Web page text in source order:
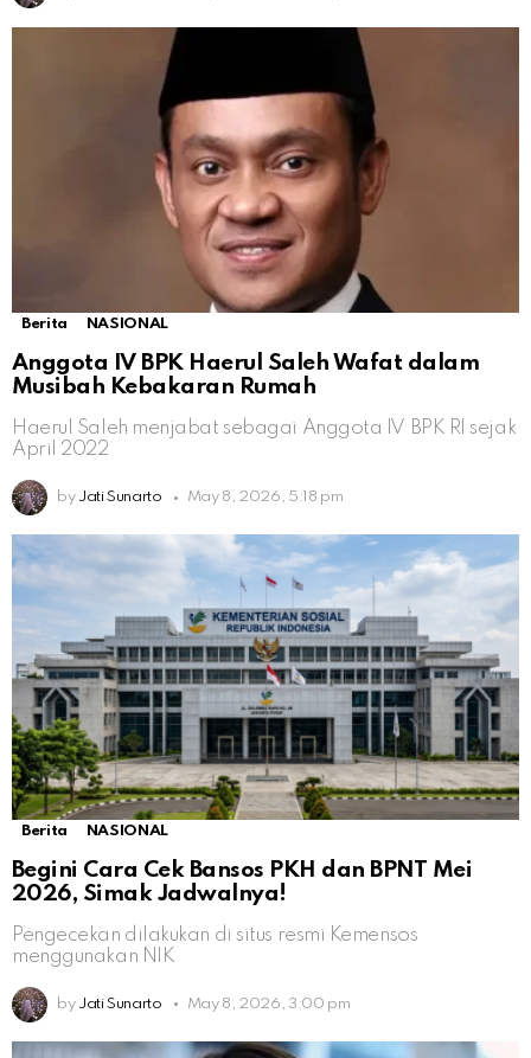
Berita NASIONAL
Anggota IV BPK Haerul Saleh Wafat dalam
Musibah Kebakaran Rumah
Haerul Saleh menjabat sebagai Anggota IV BPK RI sejak
April 2022
by Jati Sunarto May 8, 2026, 5:18 pm
Berita NASIONAL
Begini Cara Cek Bansos PKH dan BPNT Mei
2026, Simak Jadwalnya!
Pengecekan dilakukan di situs resmi Kemensos
menggunakan NIK
by Jati Sunarto May 8, 2026, 3:00 pm